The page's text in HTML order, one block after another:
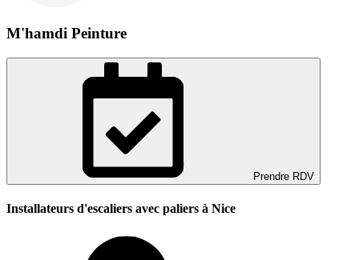
M'hamdi Peinture
Prendre RDV
Installateurs d'escaliers avec paliers à Nice